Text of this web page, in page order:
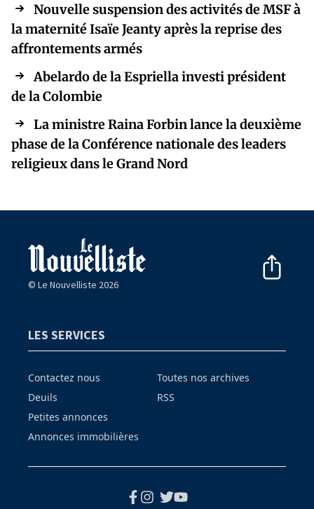
Nouvelle suspension des activités de MSF à
la maternité Isaïe Jeanty après la reprise des
affrontements armés
Abelardo de la Espriella investi président
de la Colombie
La ministre Raina Forbin lance la deuxième
phase de la Conférence nationale des leaders
religieux dans le Grand Nord
© Le Nouvelliste 2026
LES SERVICES
Contactez nous
Deuils
Petites annonces
Annonces immobilières
Toutes nos archives
RSS